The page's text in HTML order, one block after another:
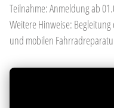
Teilnahme: Anmeldung ab
Weitere Hinweise:
und mobilen